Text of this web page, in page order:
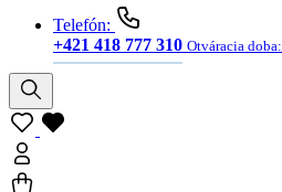
Telefón:
+421 418 777 310 Otváracia doba: